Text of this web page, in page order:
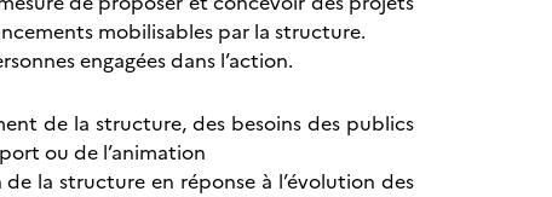
mobilisables par la structure.
engagées dans l’action.
de la structure, des besoins des publics
ou de l’animation
la structure en réponse à l’évolution des